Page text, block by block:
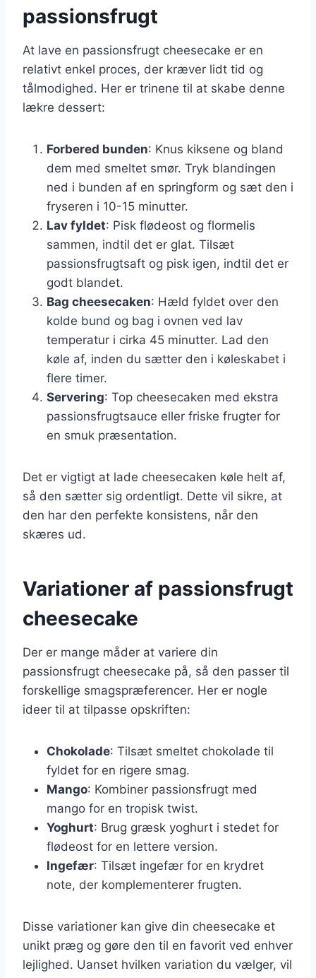
passionsfrugt
At lave en passionsfrugt cheesecake er en
relativt enkel proces, der kræver lidt tid og
tålmodighed. Her er trinene til at skabe denne
lækre dessert:
Forbered bunden: Knus kiksene og bland
dem med smeltet smør. Tryk blandingen
ned i bunden af en springform og sæt den i
fryseren i 10-15 minutter.
Lav fyldet: Pisk flødeost og flormelis
sammen, indtil det er glat. Tilsæt
passionsfrugtsaft og pisk igen, indtil det er
godt blandet.
Bag cheesecaken: Hæld fyldet over den
kolde bund og bag i ovnen ved lav
temperatur i cirka 45 minutter. Lad den
køle af, inden du sætter den i køleskabet i
flere timer.
Servering: Top cheesecaken med ekstra
passionsfrugtsauce eller friske frugter for
en smuk præsentation.
Det er vigtigt at lade cheesecaken køle helt af,
så den sætter sig ordentligt. Dette vil sikre, at
den har den perfekte konsistens, når den
skæres ud.
Variationer af passionsfrugt
cheesecake
Der er mange måder at variere din
passionsfrugt cheesecake på, så den passer til
forskellige smagspræferencer. Her er nogle
ideer til at tilpasse opskriften:
Chokolade: Tilsæt smeltet chokolade til
fyldet for en rigere smag.
Mango: Kombiner passionsfrugt med
mango for en tropisk twist.
Yoghurt: Brug græsk yoghurt i stedet for
flødeost for en lettere version.
Ingefær: Tilsæt ingefær for en krydret
note, der komplementerer frugten.
Disse variationer kan give din cheesecake et
unikt præg og gøre den til en favorit ved enhver
lejlighed. Uanset hvilken variation du vælger, vil